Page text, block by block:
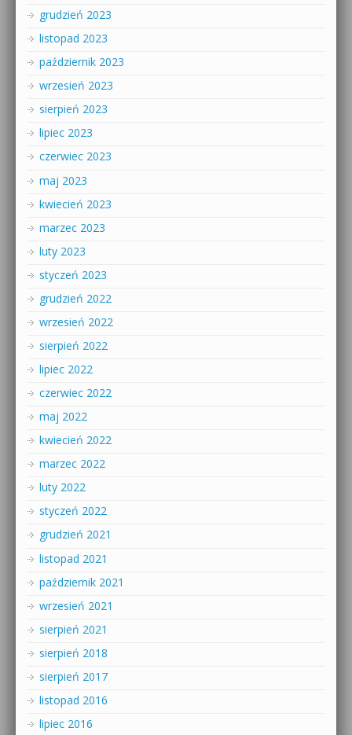
grudzień 2023
listopad 2023
październik 2023
wrzesień 2023
sierpień 2023
lipiec 2023
czerwiec 2023
maj 2023
kwiecień 2023
marzec 2023
luty 2023
styczeń 2023
grudzień 2022
wrzesień 2022
sierpień 2022
lipiec 2022
czerwiec 2022
maj 2022
kwiecień 2022
marzec 2022
luty 2022
styczeń 2022
grudzień 2021
listopad 2021
październik 2021
wrzesień 2021
sierpień 2021
sierpień 2018
sierpień 2017
listopad 2016
lipiec 2016